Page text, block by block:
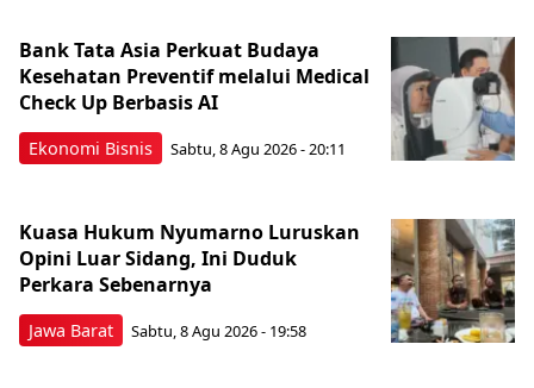
Ekonomi Bisnis
Bank Tata Asia Perkuat Budaya
Kesehatan Preventif melalui Medical
Check Up Berbasis AI
Sabtu, 8 Agu 2026 - 20:11
Jawa Barat
Kuasa Hukum Nyumarno Luruskan
Opini Luar Sidang, Ini Duduk
Perkara Sebenarnya ​
Sabtu, 8 Agu 2026 - 19:58